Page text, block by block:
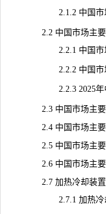
2.1.2 中国市场主
2.2 中国市场主要
2.2.1 中国市场主
2.2.2 中国市场主
2.2.3 2025年中
2.3 中国市场主要
2.4 中国市场主要
2.5 中国市场主要
2.6 中国市场主要
2.7 加热冷却装置
2.7.1 加热冷却装